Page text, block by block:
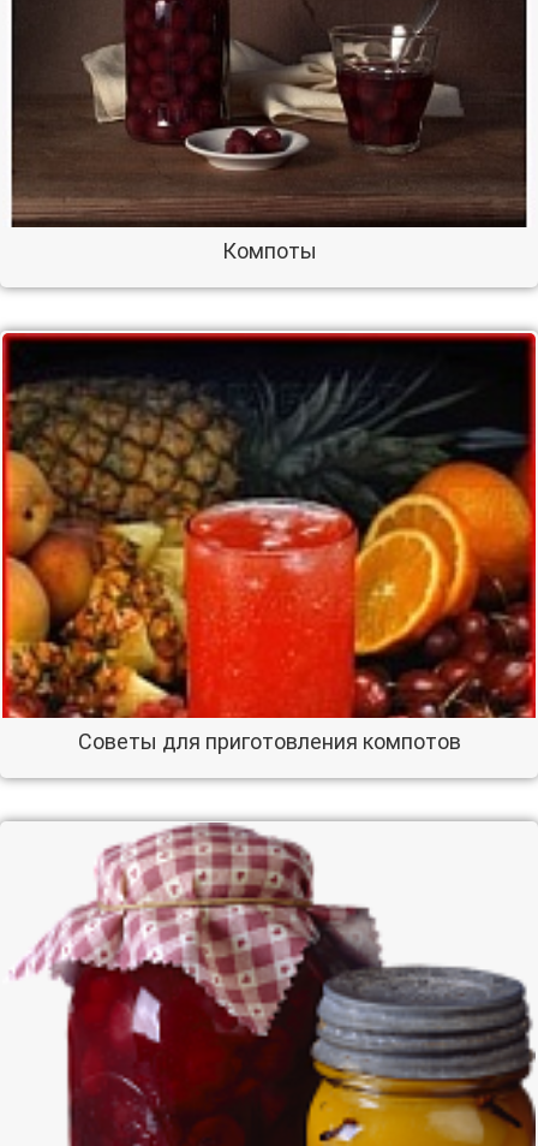
Компоты
Советы для приготовления компотов